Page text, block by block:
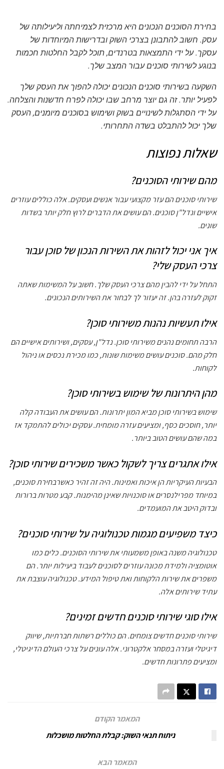
בחירת הסוכנים הנכונים היא מרכזית לצמיחתה וליעילותה של
עסק. חשוב להתבונן בצרכי השוק ובדרישות המיוחדות של
עסקך. על ידי התמצאות בטרנדים, תוכל לקבל החלטות חכמות
בנוגע לשירותי סוכנים עבור המצב שלך.
השקעה בשירותי סוכנים הנכונים יכולה להפוך את העסק שלך
לפעיל יותר. זה גם יוצר מרחב שבו יכולה לפרח חדשנות והצלחה.
על ידי הסתגלות לשינויים בשוק ושימוש בסוכנים מיומנים, העסק
שלך יכול להתבלט בשדה התחרותי.
שאלות נפוצות
מהם שירותי הסוכנים?
שירותי סוכנים הם עזר מקצועי עבור אנשים ועסקים. אלה כוללים עוזרים
אישיים ונדל"ן סוכנים. הם עושים את הדברים לרוץ חלק יותר בשדות
שונים.
איך אני יכול לזהות את השירות הנכון של סוכן עבור
צרכי העסק שלי?
התחל על ידי להבין מהם צרכי העסק שלך. חשוב על המשימות שאתה
זקוק לעזרה בהן. זה יעזור לך לבחור את השירותים הנכונים.
אילו תעשיות נהנות משירותי סוכן?
הרבה תחומים נהנים משירותי סוכן. נדל"ן, עסקים, ושירותים אישיים הם
חלק מהם. סוכנים עושים משימות שונות, כמו מכירת נכסים או ניהול
לקוחות.
מהן היתרונות של שימוש בשירותי סוכן?
שימוש בשירותי סוכן מביא המון יתרונות. הם עושים את העבודה קלה
יותר, חוסכים כסף, ומציעים עזרה מומחית. עסקים יכולים להתמקד אז
במה שהם עושים הטוב ביותר.
אילו אתגרים צריך לשקול כאשר משכירים שירותי סוכן?
הבעיות העיקריות הן איכות ואמינות. היה זה זהיר כאשרבחירת סוכנים,
במיוחד מפרילנסרים או סוכנויות שאינן מהימנות. קבע מטרות ברורות
ובדוק היטב את המועמדים.
כיצד משפיעים מגמות טכנולוגיה על שירותי סוכנים?
טכנולוגיה משנה באופן משמעותי את שירותי הסוכנים. כלים כמו
אוטומציה ולמידת מכונה עוזרים לסוכנים לעבוד ביעילות יותר. הם
משפרים את שירות הלקוחות ואת טיפול המידע. טכנולוגיה עוצבת את
עתיד שירותים אלה.
אילו סוגי שירותי סוכנים חדשים זמינים?
שירותי סוכנים חדשים צומחים. הם כוללים רשתות חברתיות, שיווק
דיגיטלי ועזרה במסחר אלקטרוני. אלה עונים על צרכי העולם הדיגיטלי,
ומציעים פתרונות חדשים.
המאמר הקודם
ניתוח תנאי השוק: קבלת החלטות מושכלות
המאמר הבא